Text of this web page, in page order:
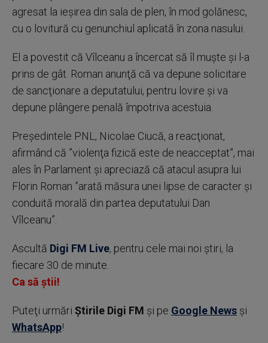
agresat la ieşirea din sala de plen, în mod golănesc,
cu o lovitură cu genunchiul aplicată în zona nasului.
El a povestit că Vîlceanu a încercat să îl muşte şi l-a
prins de gât. Roman anunţă că va depune solicitare
de sancţionare a deputatului, pentru lovire şi va
depune plângere penală împotriva acestuia.
Preşedintele PNL, Nicolae Ciucă, a reacţionat,
afirmând că ”violenţa fizică este de neacceptat”, mai
ales în Parlament şi apreciază că atacul asupra lui
Florin Roman ”arată măsura unei lipse de caracter şi
conduită morală din partea deputatului Dan
Vîlceanu”.
Ascultă Digi FM Live, pentru cele mai noi știri, la
fiecare 30 de minute.
Ca să știi!
Puteţi urmări Știrile Digi FM şi pe Google News şi
WhatsApp!